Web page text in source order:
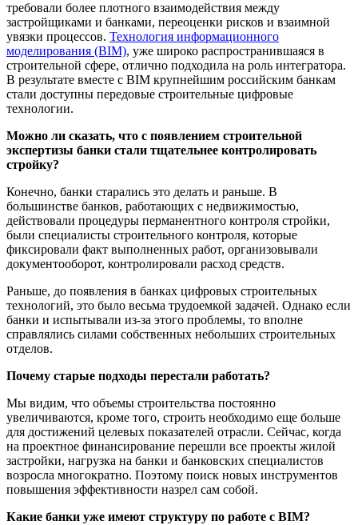
требовали более плотного взаимодействия между
застройщиками и банками, переоценки рисков и взаимной
увязки процессов. Технология информационного
моделирования (BIM), уже широко распространившаяся в
строительной сфере, отлично подходила на роль интегратора.
В результате вместе с BIM крупнейшим российским банкам
стали доступны передовые строительные цифровые
технологии.
Можно ли сказать, что с появлением строительной
экспертизы банки стали тщательнее контролировать
стройку?
Конечно, банки старались это делать и раньше. В
большинстве банков, работающих с недвижимостью,
действовали процедуры перманентного контроля стройки,
были специалисты строительного контроля, которые
фиксировали факт выполненных работ, организовывали
документооборот, контролировали расход средств.
Раньше, до появления в банках цифровых строительных
технологий, это было весьма трудоемкой задачей. Однако если
банки и испытывали из-за этого проблемы, то вполне
справлялись силами собственных небольших строительных
отделов.
Почему старые подходы перестали работать?
Мы видим, что объемы строительства постоянно
увеличиваются, кроме того, строить необходимо еще больше
для достижений целевых показателей отрасли. Сейчас, когда
на проектное финансирование перешли все проекты жилой
застройки, нагрузка на банки и банковских специалистов
возросла многократно. Поэтому поиск новых инструментов
повышения эффективности назрел сам собой.
Какие банки уже имеют структуру по работе с BIM?